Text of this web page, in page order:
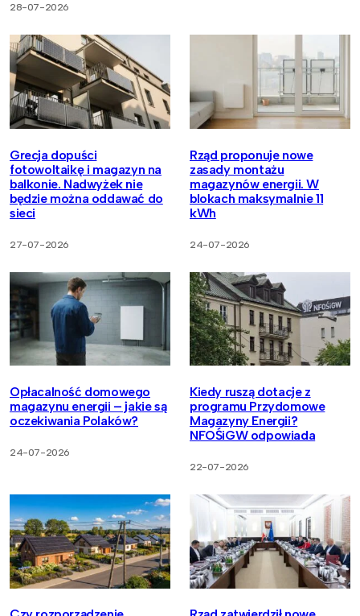
28-07-2026
Grecja dopuści
fotowoltaikę i magazyn na
balkonie. Nadwyżek nie
będzie można oddawać do
sieci
27-07-2026
Rząd proponuje nowe
zasady montażu
magazynów energii. W
blokach maksymalnie 11
kWh
24-07-2026
Opłacalność domowego
magazynu energii – jakie są
oczekiwania Polaków?
24-07-2026
Kiedy ruszą dotacje z
programu Przydomowe
Magazyny Energii?
NFOŚiGW odpowiada
22-07-2026